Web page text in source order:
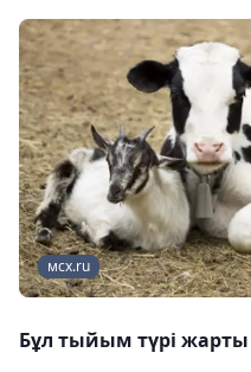
мсх.ru
Бұл тыйым түрі жарты